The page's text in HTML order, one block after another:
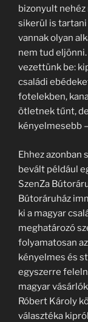
bizonyult nehéz
sikerül is
vannak olyan
nem tud
vezettünk be:
családi
fotelekben,
ötletnek tűnt,
kényelmesebb
Ehhez azonban
bevált például
SzenZa
Bútoráruház
ki a magyar
meghatározó
folyamatosan
kényelmes és
egyszerre
magyar
Róbert Károly
választéka